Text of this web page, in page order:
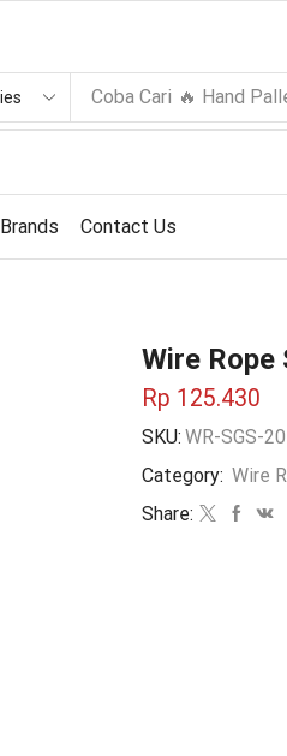
Coba Cari 🔥 Hand
Brands Contact Us
Wire
Rp 125.430
SKU: WR-SGS-
Category: Wire
Share: